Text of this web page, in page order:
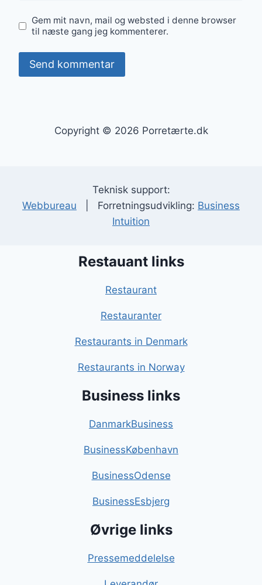
Gem mit navn, mail og websted i denne browser
til næste gang jeg kommenterer.
Copyright © 2026 Porretærte.dk
Teknisk support:
Webbureau | Forretningsudvikling: Business
Intuition
Restauant links
Restaurant
Restauranter
Restaurants in Denmark
Restaurants in Norway
Business links
DanmarkBusiness
BusinessKøbenhavn
BusinessOdense
BusinessEsbjerg
Øvrige links
Pressemeddelelse